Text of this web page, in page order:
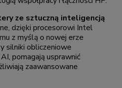
ze sztuczną inteligencją
dzięki procesorowi Intel
z myślą o nowej erze
silniki obliczeniowe
pomagają usprawnić
zaawansowane